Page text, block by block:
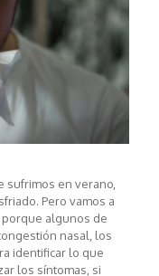
sufrimos en verano,
Pero vamos a
algunos de
nasal, los
identificar lo que
los síntomas, si